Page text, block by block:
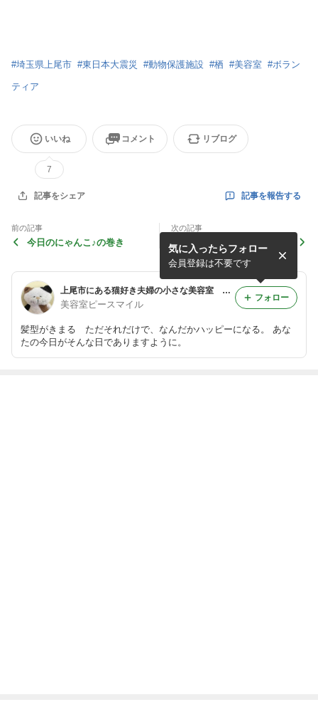
#埼玉県上尾市 #東日本大震災 #動物保護施設 #栖 #美容室 #ボラン
ティア
いいね
7
コメント リブログ
記事をシェア 記事を報告する
前の記事
今日のにゃんこ♪の巻き
次の記事
はじまりの季節♪の巻き
上尾市にある猫好き夫婦の小さな美容室 ピースマイルのブログ
美容室ピースマイル
髪型がきまる ただそれだけで、なんだかハッピーになる。 あな
たの今日がそんな日でありますように。
気に入ったらフォロー
会員登録は不要です
フォロー